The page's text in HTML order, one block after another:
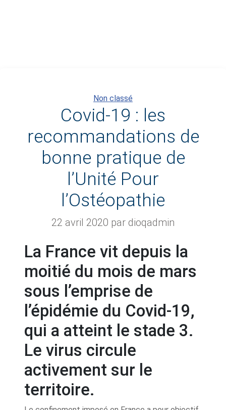
Catégories
Non classé
Covid-19 : les
recommandations de
bonne pratique de
l’Unité Pour
l’Ostéopathie
22 avril 2020 par dioqadmin
La France vit depuis la
moitié du mois de mars
sous l’emprise de
l’épidémie du Covid-19,
qui a atteint le stade 3.
Le virus circule
activement sur le
territoire.